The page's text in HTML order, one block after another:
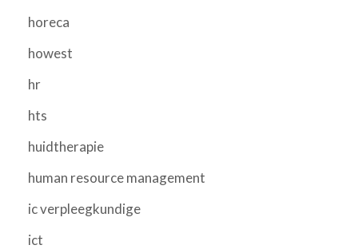
horeca
howest
hr
hts
huidtherapie
human resource management
ic verpleegkundige
ict